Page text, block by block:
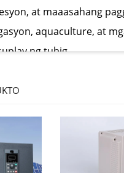
at maaasahang
aquaculture, at
ng tubig.
uri ng mga motor,
Ang mga produkto ay
startup, mahusay na
protection, na